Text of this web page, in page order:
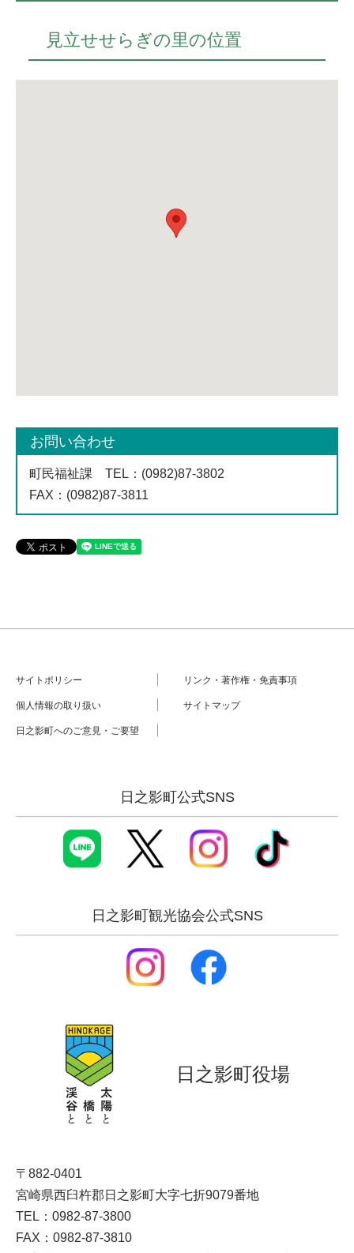
見立せせらぎの里の位置
お問い合わせ
町民福祉課 TEL ：(0982)87-3802
FAX ：(0982)87-3811
サイトポリシー リンク・著作権・免責事項
個人情報の取り扱い サイトマップ
日之影町へのご意見・ご要望
日之影町公式SNS
日之影町観光協会公式SNS
日之影町役場
〒882-0401
宮崎県西臼杵郡日之影町大字七折9079番地
TEL：0982-87-3800
FAX：0982-87-3810